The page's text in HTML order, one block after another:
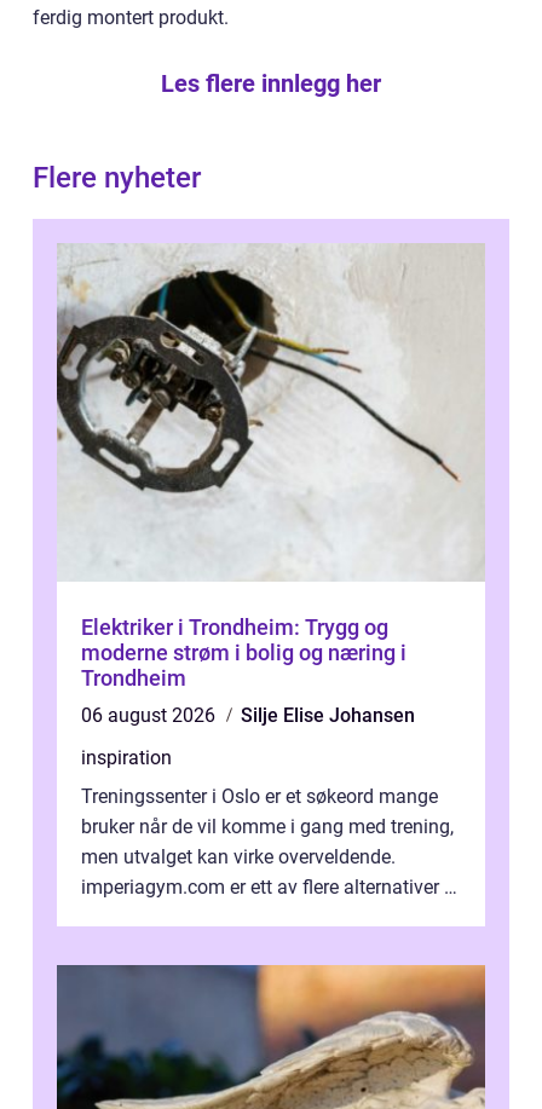
ferdig montert produkt.
Les flere innlegg her
Flere nyheter
Elektriker i Trondheim: Trygg og
moderne strøm i bolig og næring i
Trondheim
06 august 2026
Silje Elise Johansen
inspiration
Treningssenter i Oslo er et søkeord mange
bruker når de vil komme i gang med trening,
men utvalget kan virke overveldende.
imperiagym.com er ett av flere alternativer i